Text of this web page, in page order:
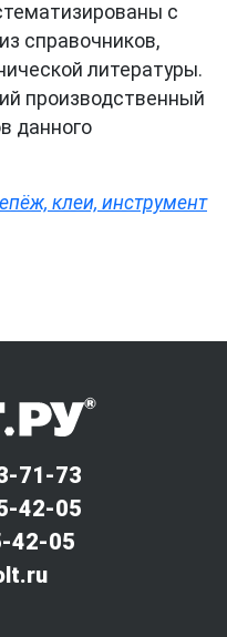
с
справочников,
литературы.
производственный
данного
клеи, инструмент
71-73
42-05
42-05